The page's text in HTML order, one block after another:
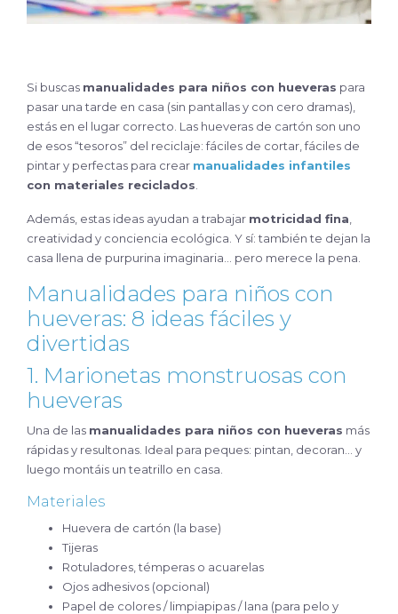
Si buscas manualidades para niños con hueveras para
pasar una tarde en casa (sin pantallas y con cero dramas),
estás en el lugar correcto. Las hueveras de cartón son uno
de esos “tesoros” del reciclaje: fáciles de cortar, fáciles de
pintar y perfectas para crear manualidades infantiles
con materiales reciclados
Además, estas ideas ayudan a trabajar motricidad fina
creatividad y conciencia ecológica. Y sí: también te dejan la
casa llena de purpurina imaginaria… pero merece la pena.
Manualidades para niños con
hueveras: 8 ideas fáciles y
divertidas
1. Marionetas monstruosas con
hueveras
Una de las manualidades para niños con hueveras más
rápidas y resultonas. Ideal para peques: pintan, decoran… y
luego montáis un teatrillo en casa.
Materiales
Huevera de cartón (la base)
Tijeras
Rotuladores, témperas o acuarelas
Ojos adhesivos (opcional)
Papel de colores / limpiapipas / lana (para pelo y